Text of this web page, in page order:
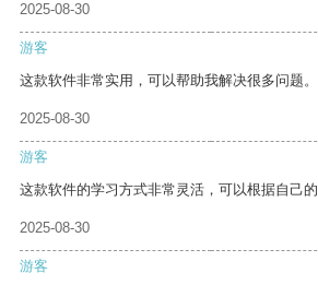
2025-08-30
游客
这款软件非常实用，可以帮助我解决很多问题。
2025-08-30
游客
这款软件的学习方式非常灵活，可以根据自己的
2025-08-30
游客